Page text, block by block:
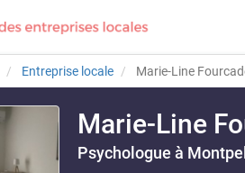
Entreprise locale Marie-Line
Marie-Line
Psychologue à